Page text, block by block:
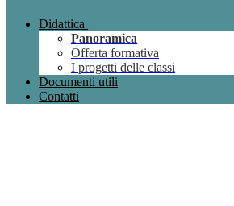
Didattica
Panoramica
Offerta formativa
I progetti delle classi
Documenti utili
Contatti